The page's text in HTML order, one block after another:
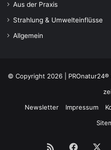
Aus der Praxis
Strahlung & Umwelteinflüsse
Allgemein
© Copyright 2026 |
Newsletter
Impressum
RSS